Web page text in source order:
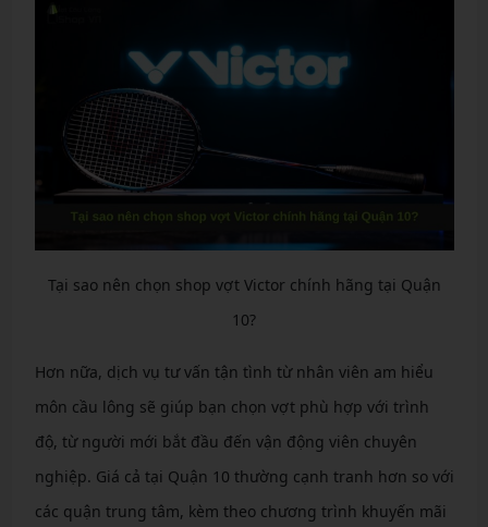
Tại sao nên chọn shop vợt Victor chính hãng tại Quận
10?
Hơn nữa, dịch vụ tư vấn tận tình từ nhân viên am hiểu
môn cầu lông sẽ giúp bạn chọn vợt phù hợp với trình
độ, từ người mới bắt đầu đến vận động viên chuyên
nghiệp. Giá cả tại Quận 10 thường cạnh tranh hơn so với
các quận trung tâm, kèm theo chương trình khuyến mãi